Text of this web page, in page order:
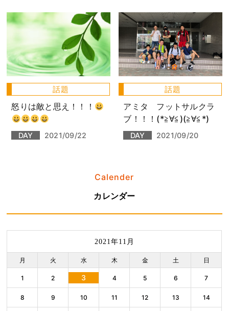
Calender
カレンダー
2021年11月
月 火 水 木 金 土 日
1 2 3 4 5 6 7
8 9 10 11 12 13 14
話題
怒りは敵と思え！！！
DAY 2021/09/22
話題
アミタ フットサルクラ
ブ！！！(*≧∀≦)(≧∀≦*)
DAY 2021/09/20